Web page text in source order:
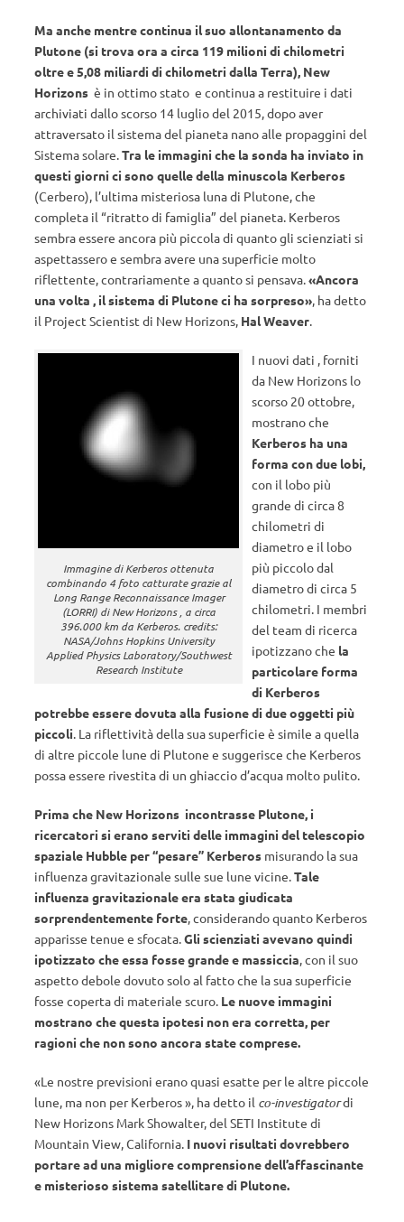
Ma anche mentre continua il suo allontanamento da
Plutone (si trova ora a circa 119 milioni di chilometri
oltre e 5,08 miliardi di chilometri dalla Terra), New
Horizons è in ottimo stato e continua a restituire i dati
archiviati dallo scorso 14 luglio del 2015, dopo aver
attraversato il sistema del pianeta nano alle propaggini del
Sistema solare.Tra le immagini che la sonda ha inviato in
questi giorni ci sono quelle della minuscola Kerberos
(Cerbero), l’ultima misteriosa luna di Plutone, che
completa il “ritratto di famiglia” del pianeta. Kerberos
sembra essere ancora più piccola di quanto gli scienziati si
aspettassero e sembra avere una superficie molto
riflettente, contrariamente a quanto si pensava.«Ancora
una volta , il sistema di Plutone ci ha sorpreso», ha detto
il Project Scientist di New Horizons, Hal Weaver.
Immagine di Kerberos ottenuta
combinando 4 foto catturate grazie al
Long Range Reconnaissance Imager
(LORRI) di New Horizons , a circa
396.000 km da Kerberos. credits:
NASA/Johns Hopkins University
Applied Physics Laboratory/Southwest
Research Institute
I nuovi dati , forniti
da New Horizons lo
scorso 20 ottobre,
mostrano che
Kerberos ha una
forma con due lobi,
con il lobo più
grande di circa 8
chilometri di
diametro e il lobo
più piccolo dal
diametro di circa 5
chilometri. I membri
del team di ricerca
ipotizzano che la
particolare forma
di Kerberos
potrebbe essere dovuta alla fusione di due oggetti più
piccoli. La riflettività della sua superficie è simile a quella
di altre piccole lune di Plutone e suggerisce che Kerberos
possa essere rivestita di un ghiaccio d’acqua molto pulito.
Prima che New Horizons incontrasse Plutone, i
ricercatori si erano serviti delle immagini del telescopio
spaziale Hubble per “pesare” Kerberos misurando la sua
influenza gravitazionale sulle sue lune vicine.Tale
influenza gravitazionale era stata giudicata
sorprendentemente forte, considerando quanto Kerberos
apparisse tenue e sfocata.Gli scienziati avevano quindi
ipotizzato che essa fosse grande e massiccia, con il suo
aspetto debole dovuto solo al fatto che la sua superficie
fosse coperta di materiale scuro. Le nuove immagini
mostrano che questa ipotesi non era corretta, per
ragioni che non sono ancora state comprese.
«Le nostre previsioni erano quasi esatte per le altre piccole
lune, ma non per Kerberos », ha detto il co-investigatordi
New Horizons Mark Showalter, del SETI Institute di
Mountain View, California. I nuovi risultati dovrebbero
portare ad una migliore comprensione dell’affascinante
e misterioso sistema satellitare di Plutone.